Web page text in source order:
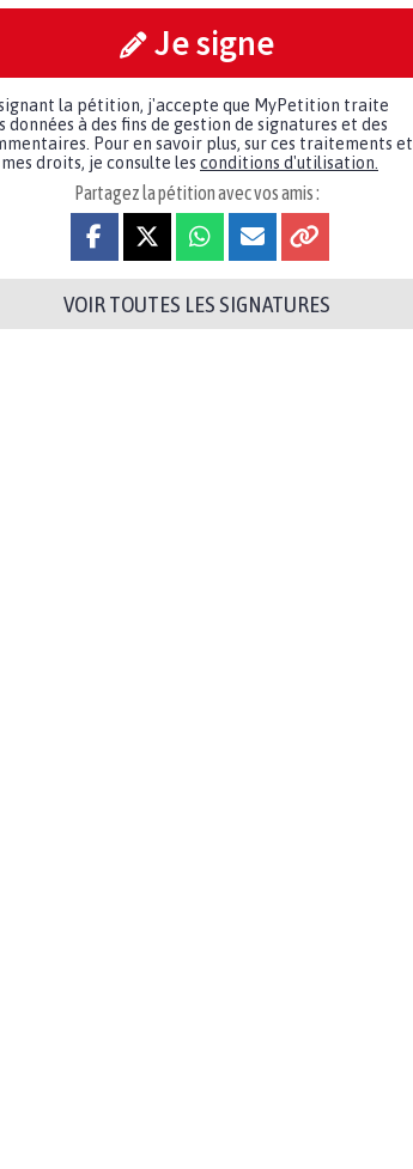
Je signe
signant la pétition, j'accepte que MyPetition traite
données à des fins de gestion de signatures et des
Pour en savoir plus, sur ces traitements et
droits, je consulte les conditions d'utilisation.
Partagez la pétition avec vos amis :
VOIR TOUTES LES SIGNATURES